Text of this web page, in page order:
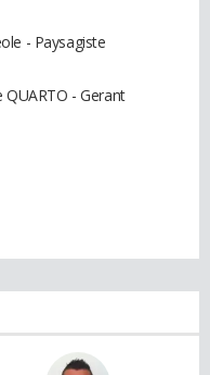
- Paysagiste
- Gerant